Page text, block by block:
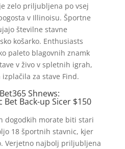
zelo priljubljena po vsej
v Illinoisu. Športne
številne stavne
košarko. Enthusiasts
paleto blagovnih znamk
v živo v spletnih igrah,
za stave Find.
Shnews:
Back-up Sicer $150
dogodkih morate biti stari
18 športnih stavnic, kjer
Verjetno najbolj priljubljena